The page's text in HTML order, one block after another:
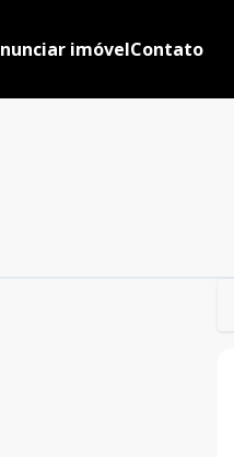
imóvelContato